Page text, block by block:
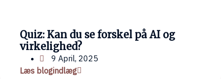
Quiz: Kan du se forskel på AI og
virkelighed?
9 April, 2025
Læs blogindlæg